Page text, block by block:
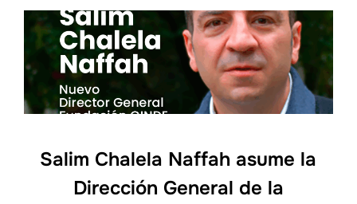
Salim Chalela Naffah asume la
Dirección General de la